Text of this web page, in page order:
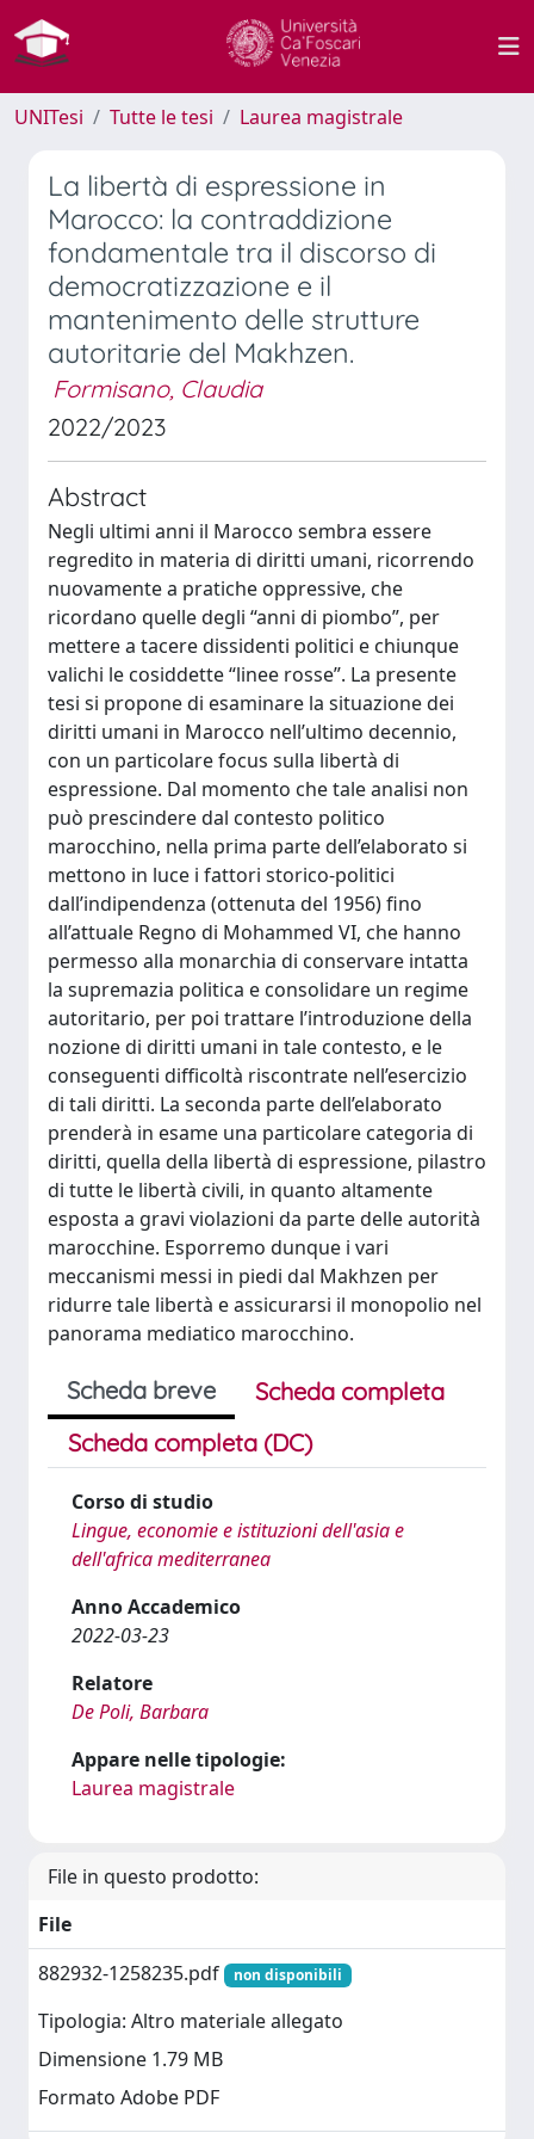
UNITesi Tutte le tesi Laurea magistrale
La libertà di espressione in
Marocco: la contraddizione
fondamentale tra il discorso di
democratizzazione e il
mantenimento delle strutture
autoritarie del Makhzen.
Formisano, Claudia
2022/2023
Abstract
Negli ultimi anni il Marocco sembra essere
regredito in materia di diritti umani, ricorrendo
nuovamente a pratiche oppressive, che
ricordano quelle degli “anni di piombo”, per
mettere a tacere dissidenti politici e chiunque
valichi le cosiddette “linee rosse”. La presente
tesi si propone di esaminare la situazione dei
diritti umani in Marocco nell’ultimo decennio,
con un particolare focus sulla libertà di
espressione. Dal momento che tale analisi non
può prescindere dal contesto politico
marocchino, nella prima parte dell’elaborato si
mettono in luce i fattori storico-politici
dall’indipendenza (ottenuta del 1956) fino
all’attuale Regno di Mohammed VI, che hanno
permesso alla monarchia di conservare intatta
la supremazia politica e consolidare un regime
autoritario, per poi trattare l’introduzione della
nozione di diritti umani in tale contesto, e le
conseguenti difficoltà riscontrate nell’esercizio
di tali diritti. La seconda parte dell’elaborato
prenderà in esame una particolare categoria di
diritti, quella della libertà di espressione, pilastro
di tutte le libertà civili, in quanto altamente
esposta a gravi violazioni da parte delle autorità
marocchine. Esporremo dunque i vari
meccanismi messi in piedi dal Makhzen per
ridurre tale libertà e assicurarsi il monopolio nel
panorama mediatico marocchino.
Scheda breve
Scheda completa
Scheda completa (DC)
Corso di studio
Lingue, economie e istituzioni dell'asia e
dell'africa mediterranea
Anno Accademico
2022-03-23
Relatore
De Poli, Barbara
Appare nelle tipologie:
Laurea magistrale
File in questo prodotto:
File
882932-1258235.pdf
non disponibili
Tipologia: Altro materiale allegato
Dimensione 1.79 MB
Formato Adobe PDF